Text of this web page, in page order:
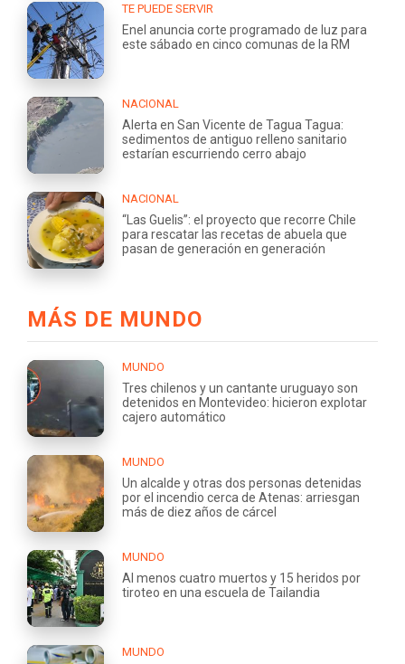
TE PUEDE SERVIR
Enel anuncia corte programado de luz para
este sábado en cinco comunas de la RM
NACIONAL
Alerta en San Vicente de Tagua Tagua:
sedimentos de antiguo relleno sanitario
estarían escurriendo cerro abajo
NACIONAL
“Las Guelis”: el proyecto que recorre Chile
para rescatar las recetas de abuela que
pasan de generación en generación
MÁS DE MUNDO
MUNDO
Tres chilenos y un cantante uruguayo son
detenidos en Montevideo: hicieron explotar
cajero automático
MUNDO
Un alcalde y otras dos personas detenidas
por el incendio cerca de Atenas: arriesgan
más de diez años de cárcel
MUNDO
Al menos cuatro muertos y 15 heridos por
tiroteo en una escuela de Tailandia
MUNDO